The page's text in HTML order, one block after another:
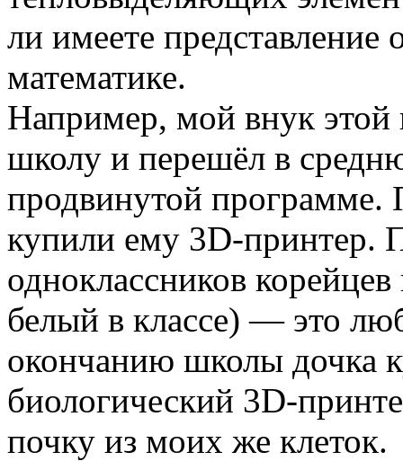
ли имеете
математике.
Например, мой внук
школу и перешёл в
продвинутой программе.
купили ему 3D-принтер.
одноклассников
белый в классе) — это
окончанию школы дочка
биологический 3D-
почку из моих же клеток.